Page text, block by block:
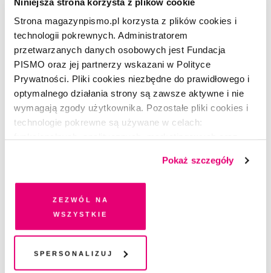
Strona magazynpismo.pl korzysta z plików cookies i
technologii pokrewnych. Administratorem
przetwarzanych danych osobowych jest Fundacja
PISMO oraz jej partnerzy wskazani w Polityce
Prywatności. Pliki cookies niezbędne do prawidłowego i
optymalnego działania strony są zawsze aktywne i nie
wymagają zgody użytkownika. Pozostałe pliki cookies i
technologie pokrewne są używane w celach:
dobrowolną zgodę na pliki cookies i technologie
pokrewne, zgadzasz się na przechowywanie informacji
na Twoim urządzeniu końcowym lub dostęp do niego i
przetwarzanie danych. Zgodę na wszystkie lub niektóre
chwili wycofać lub ponowić w zakładce "Ustawienia
plików cookie". Wycofanie zgody nie wpływa na
legalność przetwarzania danych przed jej wycofaniem
Pokaż szczegóły
Zezwól na
wszystkie
Spersonalizuj
Morze wracające
KRZYSZTOF KAMIL BACZYŃSKI